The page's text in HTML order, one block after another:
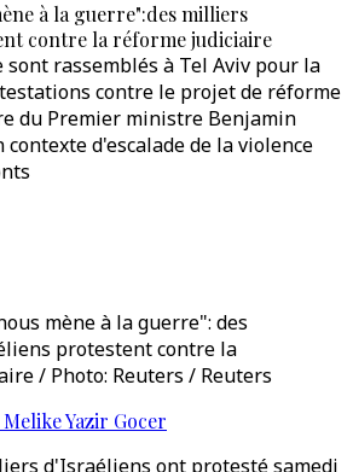
à la guerre":des milliers
contre la réforme judiciaire
sont rassemblés à Tel Aviv pour la
contre le projet de réforme
du Premier ministre Benjamin
d'escalade de la violence
mène à la guerre": des
protestent contre la
/ Photo: Reuters / Reuters
Melike Yazir Gocer
d'Israéliens ont protesté samedi